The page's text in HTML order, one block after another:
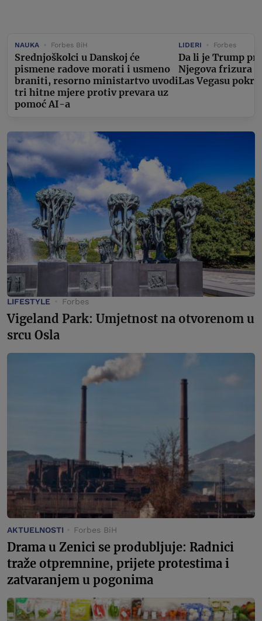
NAUKA Forbes BiH
Srednjoškolci u Danskoj će
pismene radove morati i usmeno
braniti, resorno ministartvo uvodi
tri hitne mjere protiv prevara uz
pomoć AI-a
LIDERI Forbes
Da li je Trump
Njegova frizura
Las Vegasu
LIFESTYLE Forbes
Vigeland Park: Umjetnost na otvorenom u
srcu Osla
AKTUELNOSTI Forbes BiH
Drama u Zenici se produbljuje: Radnici
traže otpremnine, prijete protestima i
zatvaranjem u pogonima